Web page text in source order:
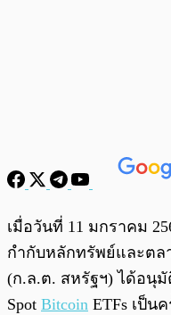
พร้อมเล่น
เมื่อวันที่ 11 มกราคม
กำกับหลักทรัพย์และตล
(ก.ล.ต. สหรัฐฯ) ได้อนุ
Spot Bitcoin ETFs เป็น